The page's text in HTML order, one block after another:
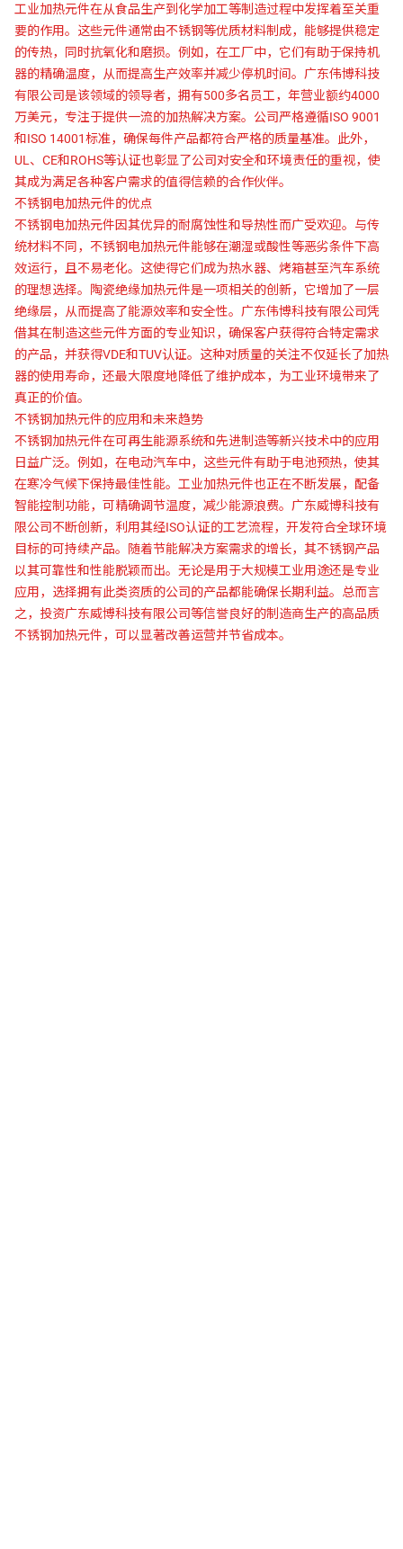
工业加热元件在从食品生产到化学加工等制造过程中发挥着至关重
要的作用。这些元件通常由不锈钢等优质材料制成，能够提供稳定
的传热，同时抗氧化和磨损。例如，在工厂中，它们有助于保持机
器的精确温度，从而提高生产效率并减少停机时间。广东伟博科技
有限公司是该领域的领导者，拥有500多名员工，年营业额约4000
万美元，专注于提供一流的加热解决方案。公司严格遵循ISO 9001
和ISO 14001标准，确保每件产品都符合严格的质量基准。此外，
UL、CE和ROHS等认证也彰显了公司对安全和环境责任的重视，使
其成为满足各种客户需求的值得信赖的合作伙伴。
不锈钢电加热元件的优点
不锈钢电加热元件因其优异的耐腐蚀性和导热性而广受欢迎。与传
统材料不同，不锈钢电加热元件能够在潮湿或酸性等恶劣条件下高
效运行，且不易老化。这使得它们成为热水器、烤箱甚至汽车系统
的理想选择。陶瓷绝缘加热元件是一项相关的创新，它增加了一层
绝缘层，从而提高了能源效率和安全性。广东伟博科技有限公司凭
借其在制造这些元件方面的专业知识，确保客户获得符合特定需求
的产品，并获得VDE和TUV认证。这种对质量的关注不仅延长了加热
器的使用寿命，还最大限度地降低了维护成本，为工业环境带来了
真正的价值。
不锈钢加热元件的应用和未来趋势
不锈钢加热元件在可再生能源系统和先进制造等新兴技术中的应用
日益广泛。例如，在电动汽车中，这些元件有助于电池预热，使其
在寒冷气候下保持最佳性能。工业加热元件也正在不断发展，配备
智能控制功能，可精确调节温度，减少能源浪费。广东威博科技有
限公司不断创新，利用其经ISO认证的工艺流程，开发符合全球环境
目标的可持续产品。随着节能解决方案需求的增长，其不锈钢产品
以其可靠性和性能脱颖而出。无论是用于大规模工业用途还是专业
应用，选择拥有此类资质的公司的产品都能确保长期利益。总而言
之，投资广东威博科技有限公司等信誉良好的制造商生产的高品质
不锈钢加热元件，可以显著改善运营并节省成本。